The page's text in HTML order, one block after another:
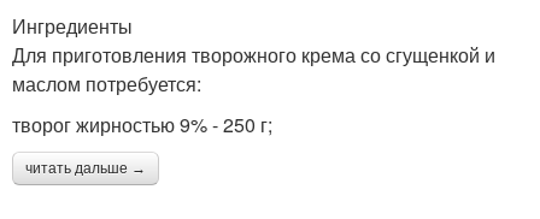
Ингредиенты
Для приготовления творожного крема со сгущенкой и
маслом потребуется:
творог жирностью 9% - 250 г;
читать дальше →